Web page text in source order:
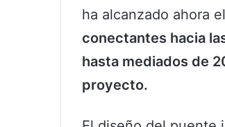
ha alcanzado ahora
conectantes hacia
hasta mediados de
proyecto.